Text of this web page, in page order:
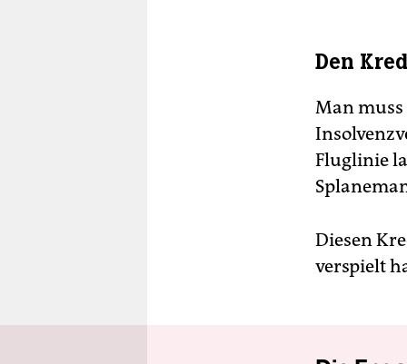
Den
Man
Fluglinie
Diesen
verspielt